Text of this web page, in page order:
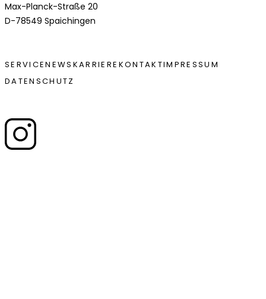
Max-Planck-Straße 20
D-78549 Spaichingen
FUSSZEILE
SERVICENEWS KARRIERE KONTAKTIMPRESSUM
DATENSCHUTZ